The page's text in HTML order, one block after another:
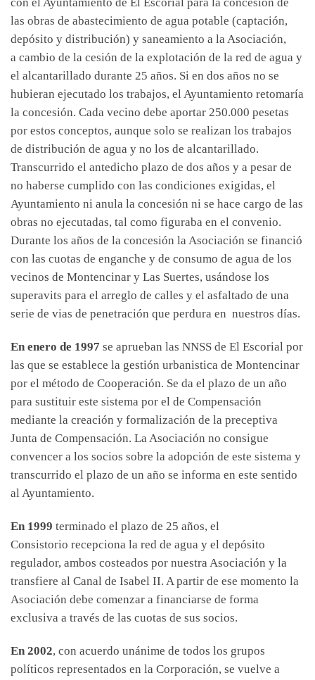
las obras de abastecimiento de agua potable (captación,
depósito y distribución) y saneamiento a la Asociación,
a cambio de la cesión de la explotación de la red de agua y
el alcantarillado durante 25 años. Si en dos años no se
hubieran ejecutado los trabajos, el Ayuntamiento retomaría
la concesión. Cada vecino debe aportar 250.000 pesetas
por estos conceptos, aunque solo se realizan los trabajos
de distribución de agua y no los de alcantarillado.
Transcurrido el antedicho plazo de dos años y a pesar de
no haberse cumplido con las condiciones exigidas, el
Ayuntamiento ni anula la concesión ni se hace cargo de las
obras no ejecutadas, tal como figuraba en el convenio.
Durante los años de la concesión la Asociación se financió
con las cuotas de enganche y de consumo de agua de los
vecinos de Montencinar y Las Suertes, usándose los
superavits para el arreglo de calles y el asfaltado de una
serie de vias de penetración que perdura en nuestros días.
En enero de 1997 se aprueban las NNSS de El Escorial por
las que se establece la gestión urbanistica de Montencinar
por el método de Cooperación. Se da el plazo de un año
para sustituir este sistema por el de Compensación
mediante la creación y formalización de la preceptiva
Junta de Compensación. La Asociación no consigue
convencer a los socios sobre la adopción de este sistema y
transcurrido el plazo de un año se informa en este sentido
al Ayuntamiento.
En 1999 terminado el plazo de 25 años, el
Consistorio recepciona la red de agua y el depósito
regulador, ambos costeados por nuestra Asociación y la
transfiere al Canal de Isabel II. A partir de ese momento la
Asociación debe comenzar a financiarse de forma
exclusiva a través de las cuotas de sus socios.
En 2002, con acuerdo unánime de todos los grupos
políticos representados en la Corporación, se vuelve a